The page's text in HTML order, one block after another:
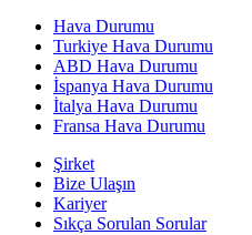
Hava Durumu
Turkiye Hava Durumu
ABD Hava Durumu
İspanya Hava Durumu
İtalya Hava Durumu
Fransa Hava Durumu
Şirket
Bize Ulaşın
Kariyer
Sıkça Sorulan Sorular